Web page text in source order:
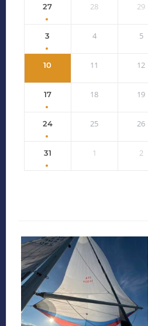
27 28 29
3 4 5
10 11 12
17 18 19
24 25 26
31 1 2